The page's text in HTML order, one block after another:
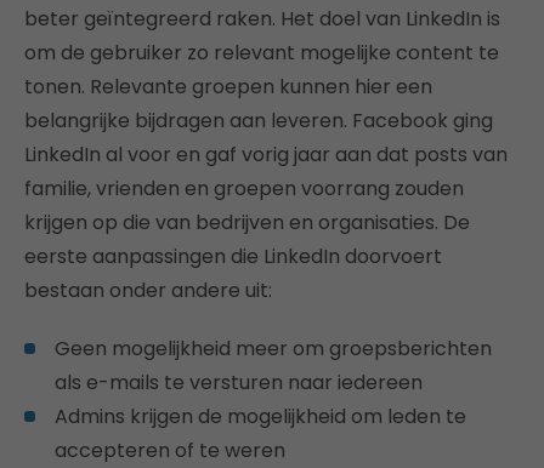
beter geïntegreerd raken. Het doel van LinkedIn is
om de gebruiker zo relevant mogelijke content te
tonen. Relevante groepen kunnen hier een
belangrijke bijdragen aan leveren. Facebook ging
LinkedIn al voor en gaf vorig jaar aan dat posts van
familie, vrienden en groepen voorrang zouden
krijgen op die van bedrijven en organisaties. De
eerste aanpassingen die LinkedIn doorvoert
bestaan onder andere uit:
Geen mogelijkheid meer om groepsberichten
als e-mails te versturen naar iedereen
Admins krijgen de mogelijkheid om leden te
accepteren of te weren